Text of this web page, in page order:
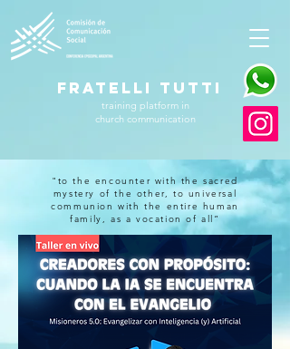
FRATELLI TUTTI
training platform in
church communication
"to the encounter with the sacred
mystery of the other, to universal
communion with the entire human
family, as a vocation of all”